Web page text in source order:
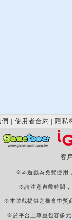
們 | 使用者合約 | 隱私
客
※本遊戲為免費使用
※請注意遊戲時間，
※本遊戲提供之機會中獎
※於平台上尊重包容多元